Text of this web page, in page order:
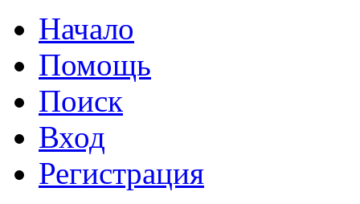
Начало
Помощь
Поиск
Вход
Регистрация